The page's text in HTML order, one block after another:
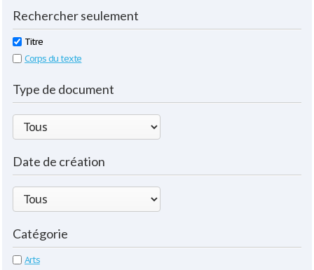
Rechercher seulement
Titre
Corps du texte
Type de document
Date de création
Catégorie
Arts